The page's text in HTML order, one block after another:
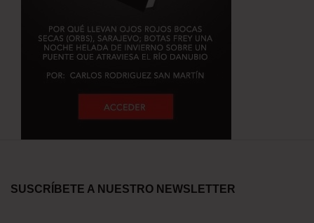
SUSCRÍBETE A NUESTRO NEWSLETTER